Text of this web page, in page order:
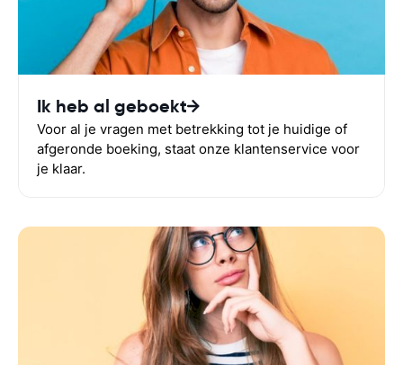
Ik heb al geboekt
Voor al je vragen met betrekking tot je huidige of
afgeronde boeking, staat onze klantenservice voor
je klaar.